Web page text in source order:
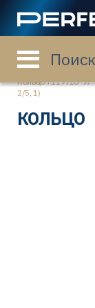
Главная страница
Кольцо 7119716-
2/5, 1)
КОЛЬЦО